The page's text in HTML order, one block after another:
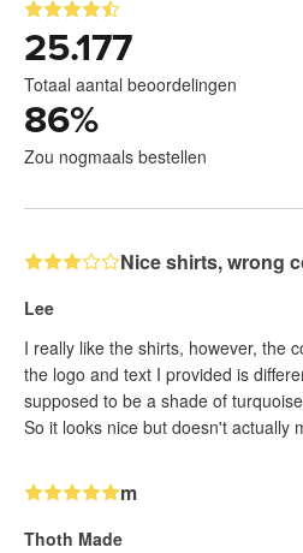
25.177
Totaal aantal beoordelingen
86%
Zou nogmaals bestellen
Nice shirts, wrong
Lee
I really like the shirts, however, the
the logo and text I provided is
supposed to be a shade of
So it looks nice but doesn't actually
m
Thoth Made